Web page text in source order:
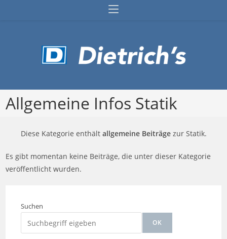
Allgemeine Infos Statik
Diese Kategorie enthält allgemeine Beiträgezur Statik.
Es gibt momentan keine Beiträge, die unter dieser Kategorie
veröffentlicht wurden.
Suchen
OK